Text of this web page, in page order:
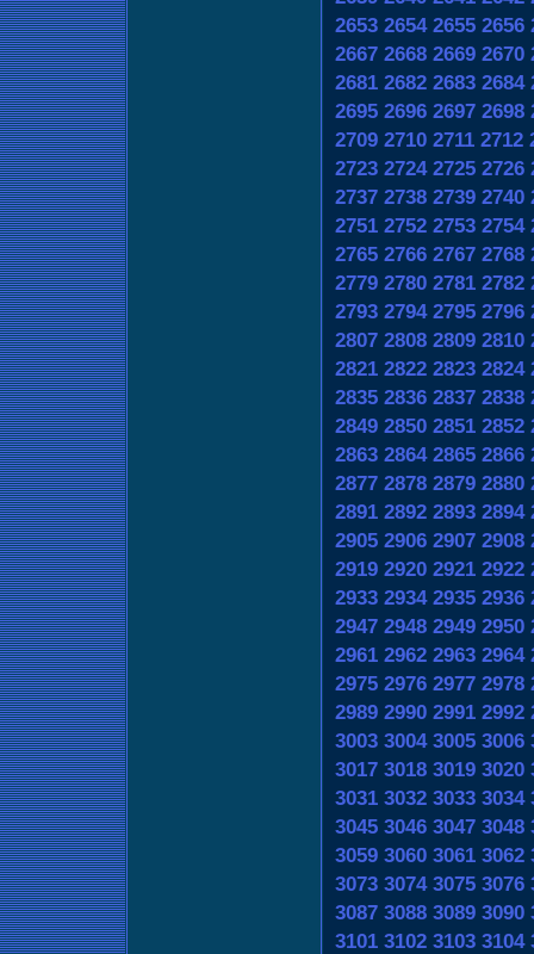
2653 2654 2655 2656
2667 2668 2669 2670
2681 2682 2683 2684
2695 2696 2697 2698
2709 2710 2711 2712
2723 2724 2725 2726
2737 2738 2739 2740
2751 2752 2753 2754
2765 2766 2767 2768
2779 2780 2781 2782
2793 2794 2795 2796
2807 2808 2809 2810
2821 2822 2823 2824
2835 2836 2837 2838
2849 2850 2851 2852
2863 2864 2865 2866
2877 2878 2879 2880
2891 2892 2893 2894
2905 2906 2907 2908
2919 2920 2921 2922
2933 2934 2935 2936
2947 2948 2949 2950
2961 2962 2963 2964
2975 2976 2977 2978
2989 2990 2991 2992
3003 3004 3005 3006
3017 3018 3019 3020
3031 3032 3033 3034
3045 3046 3047 3048
3059 3060 3061 3062
3073 3074 3075 3076
3087 3088 3089 3090
3101 3102 3103 3104